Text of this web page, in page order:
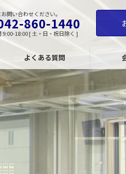
問い合わせください。
860-1440
9:00-18:00 [ 土・日・祝日除く ]
よくある質問